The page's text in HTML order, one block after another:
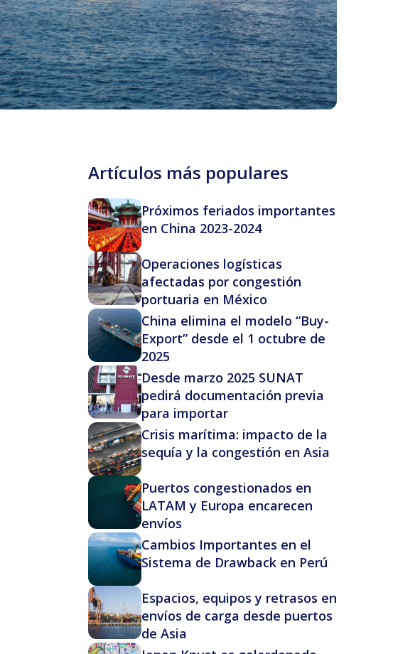
Artículos más populares
Próximos feriados importantes
en China 2023-2024
Operaciones logísticas
afectadas por congestión
portuaria en México
China elimina el modelo “Buy-
Export” desde el 1 octubre de
2025
Desde marzo 2025 SUNAT
pedirá documentación previa
para importar
Crisis marítima: impacto de la
sequía y la congestión en Asia
Puertos congestionados en
LATAM y Europa encarecen
envíos
Cambios Importantes en el
Sistema de Drawback en Perú
Espacios, equipos y retrasos en
envíos de carga desde puertos
de Asia